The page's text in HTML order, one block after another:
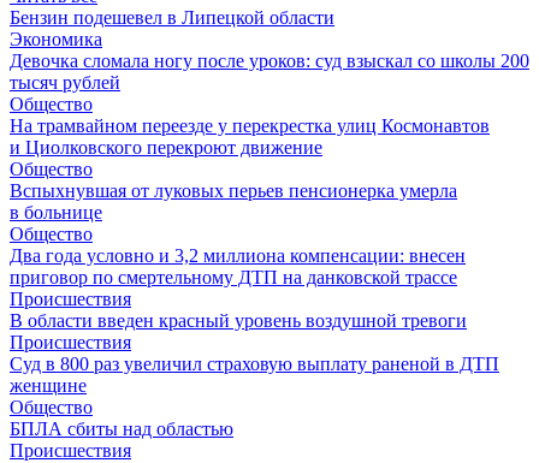
Бензин подешевел в Липецкой области
Экономика
Девочка сломала ногу после уроков: суд взыскал со школы 200
тысяч рублей
Общество
На трамвайном переезде у перекрестка улиц Космонавтов
и Циолковского перекроют движение
Общество
Вспыхнувшая от луковых перьев пенсионерка умерла
в больнице
Общество
Два года условно и 3,2 миллиона компенсации: внесен
приговор по смертельному ДТП на данковской трассе
Происшествия
В области введен красный уровень воздушной тревоги
Происшествия
Суд в 800 раз увеличил страховую выплату раненой в ДТП
женщине
Общество
БПЛА сбиты над областью
Происшествия